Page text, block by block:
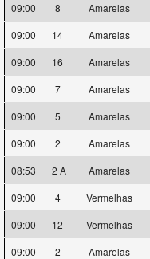
09:00
8 Amarelas
09:00
14 Amarelas
09:00
16 Amarelas
09:00
7 Amarelas
09:00
5 Amarelas
09:00
2 Amarelas
08:53
2 A Amarelas
09:00
4 Vermelhas
09:00
12 Vermelhas
09:00
2 Amarelas